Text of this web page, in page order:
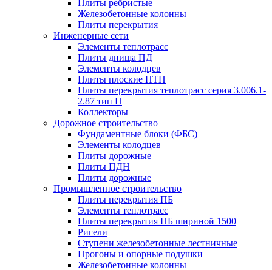
Плиты ребристые
Железобетонные колонны
Плиты перекрытия
Инженерные сети
Элементы теплотрасс
Плиты днища ПД
Элементы колодцев
Плиты плоские ПТП
Плиты перекрытия теплотрасс серия 3.006.1-
2.87 тип П
Коллекторы
Дорожное строительство
Фундаментные блоки (ФБС)
Элементы колодцев
Плиты дорожные
Плиты ПДН
Плиты дорожные
Промышленное строительство
Плиты перекрытия ПБ
Элементы теплотрасс
Плиты перекрытия ПБ шириной 1500
Ригели
Ступени железобетонные лестничные
Прогоны и опорные подушки
Железобетонные колонны